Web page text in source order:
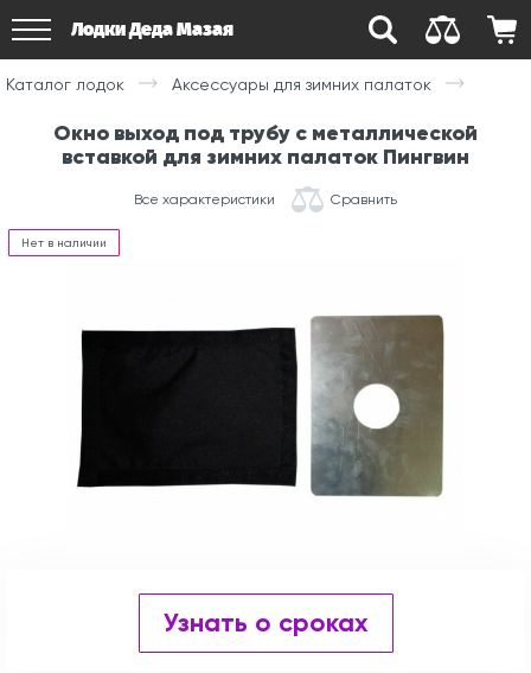
Лодки Деда Мазая
Каталог лодок Аксессуары для зимних палаток
Окно выход под трубу с металлической
вставкой для зимних палаток Пингвин
Все характеристики Сравнить
Нет в наличии
Узнать о сроках